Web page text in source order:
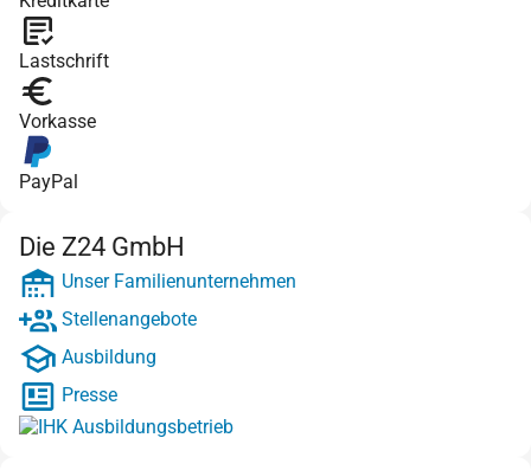
Lastschrift
Vorkasse
PayPal
Die Z24 GmbH
Unser Familienunternehmen
Stellenangebote
Ausbildung
Presse